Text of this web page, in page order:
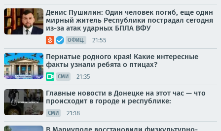
Денис Пушилин: Один человек погиб, еще один
мирный житель Республики пострадал сегодня
из-за атак ударных БПЛА ВФУ
ОФИЦ. 21:55
Пернатые родного края! Какие интересные
факты узнали ребята о птицах?
СМИ 21:35
Главные новости в Донецке на этот час — что
происходит в городе и республике:
СМИ 21:18